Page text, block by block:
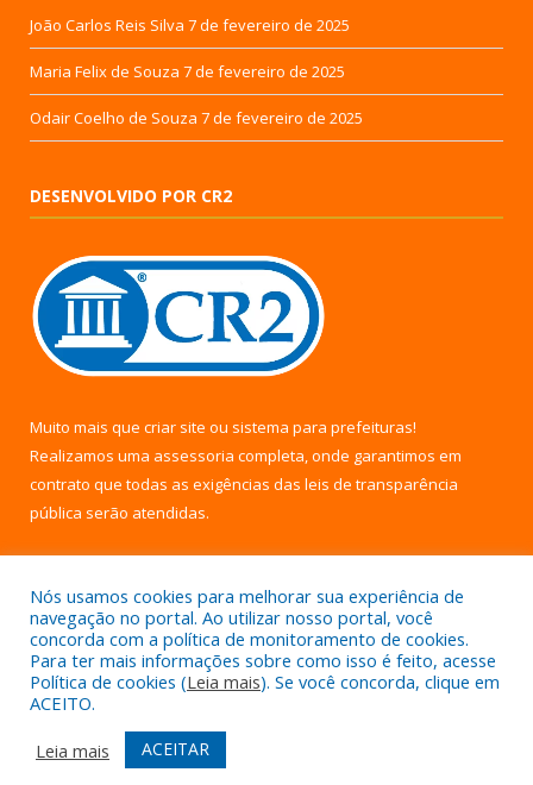
João Carlos Reis Silva 7 de fevereiro de 2025
Maria Felix de Souza 7 de fevereiro de 2025
Odair Coelho de Souza 7 de fevereiro de 2025
DESENVOLVIDO POR CR2
Muito mais que criar site ou sistema para prefeituras!
Realizamos uma assessoria completa, onde garantimos em
contrato que todas as exigências das leis de transparência
pública serão atendidas.
Todos os direitos reservados a Câmara Municipal de Uruará.
Mapa do Site
Acessar Área Administrativa
Acessar Webmail
Nós usamos cookies para melhorar sua experiência de
navegação no portal. Ao utilizar nosso portal, você
concorda com a política de monitoramento de cookies.
Para ter mais informações sobre como isso é feito, acesse
Política de cookies (Leia mais). Se você concorda, clique em
ACEITO.
Leia mais
ACEITAR